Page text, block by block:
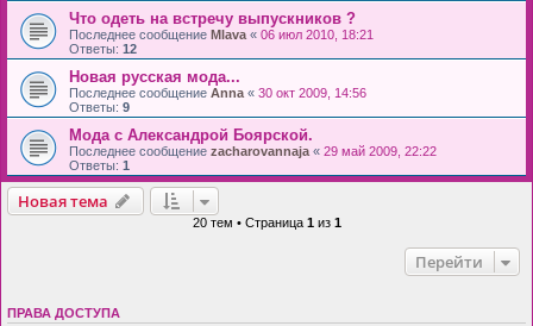
Что одеть на встречу выпускников ?
Последнее сообщение Mlava « 06 июл 2010, 18:21
Ответы: 12
Новая русская мода...
Последнее сообщение Anna « 30 окт 2009, 14:56
Ответы: 9
Мода с Александрой Боярской.
Последнее сообщение zacharovannaja « 29 май 2009, 22:22
Ответы: 1
Новая тема
20 тем • Страница 1из 1
Перейти
ПРАВА ДОСТУПА